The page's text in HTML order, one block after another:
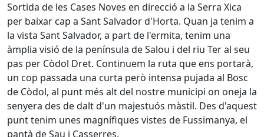
Sortida de les Cases Noves en direcció a la Serra Xica
per baixar cap a Sant Salvador d'Horta. Quan ja tenim a
la vista Sant Salvador, a part de l'ermita, tenim una
àmplia visió de la península de Salou i del riu Ter al seu
pas per Còdol Dret. Continuem la ruta que ens portarà,
un cop passada una curta però intensa pujada al Bosc
de Còdol, al punt més alt del nostre municipi on oneja la
senyera des de dalt d'un majestuós màstil. Des d'aquest
punt tenim unes magnífiques vistes de Fussimanya, el
pantà de Sau i Casserres.